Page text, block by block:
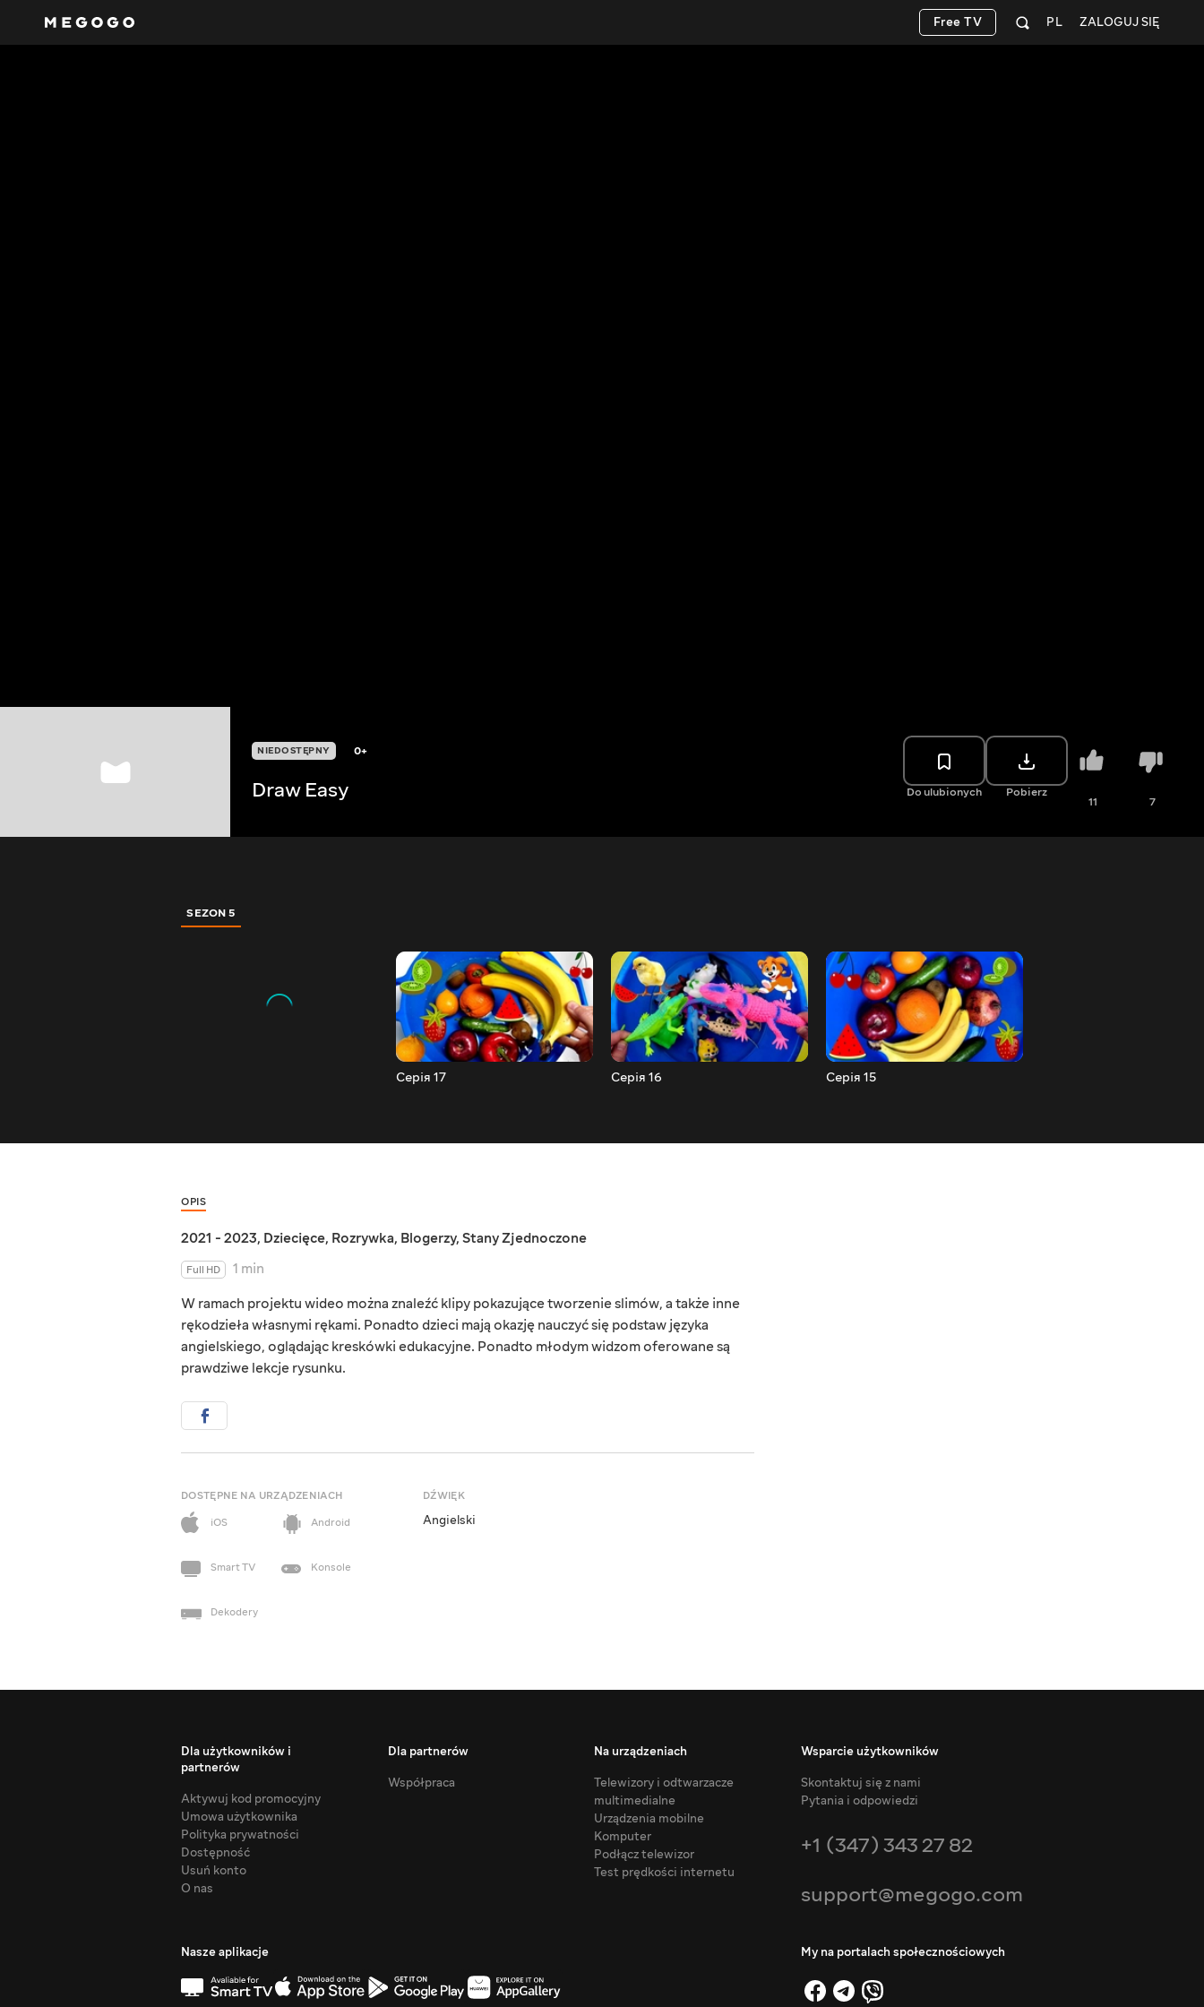
ZALOGUJ SIĘ
PL
Free TV
NIEDOSTĘPNY 0+
Draw Easy Do ulubionych Pobierz
11 7
SEZON 5
Серія 17 Серія 16 Серія 15
OPIS
2021 - 2023, Dziecięce, Rozrywka, Blogerzy, Stany Zjednoczone
Full HD
1 min
W ramach projektu wideo można znaleźć klipy pokazujące tworzenie slimów, a także inne
rękodzieła własnymi rękami. Ponadto dzieci mają okazję nauczyć się podstaw języka
angielskiego, oglądając kreskówki edukacyjne. Ponadto młodym widzom oferowane są
prawdziwe lekcje rysunku.
DOSTĘPNE NA URZĄDZENIACH
iOS
Android
Smart TV Konsole
Dekodery
DŹWIĘK
Angielski
Dla użytkowników i
partnerów
Aktywuj kod promocyjny
Umowa użytkownika
Polityka prywatności
Dostępność
Usuń konto
O nas
Dla partnerów
Współpraca
Na urządzeniach
Telewizory i odtwarzacze
multimedialne
Urządzenia mobilne
Komputer
Podłącz telewizor
Test prędkości internetu
Wsparcie użytkowników
Skontaktuj się z nami
Pytania i odpowiedzi
+1 (347) 343 27 82
support@megogo.com
Nasze aplikacje My na portalach społecznościowych